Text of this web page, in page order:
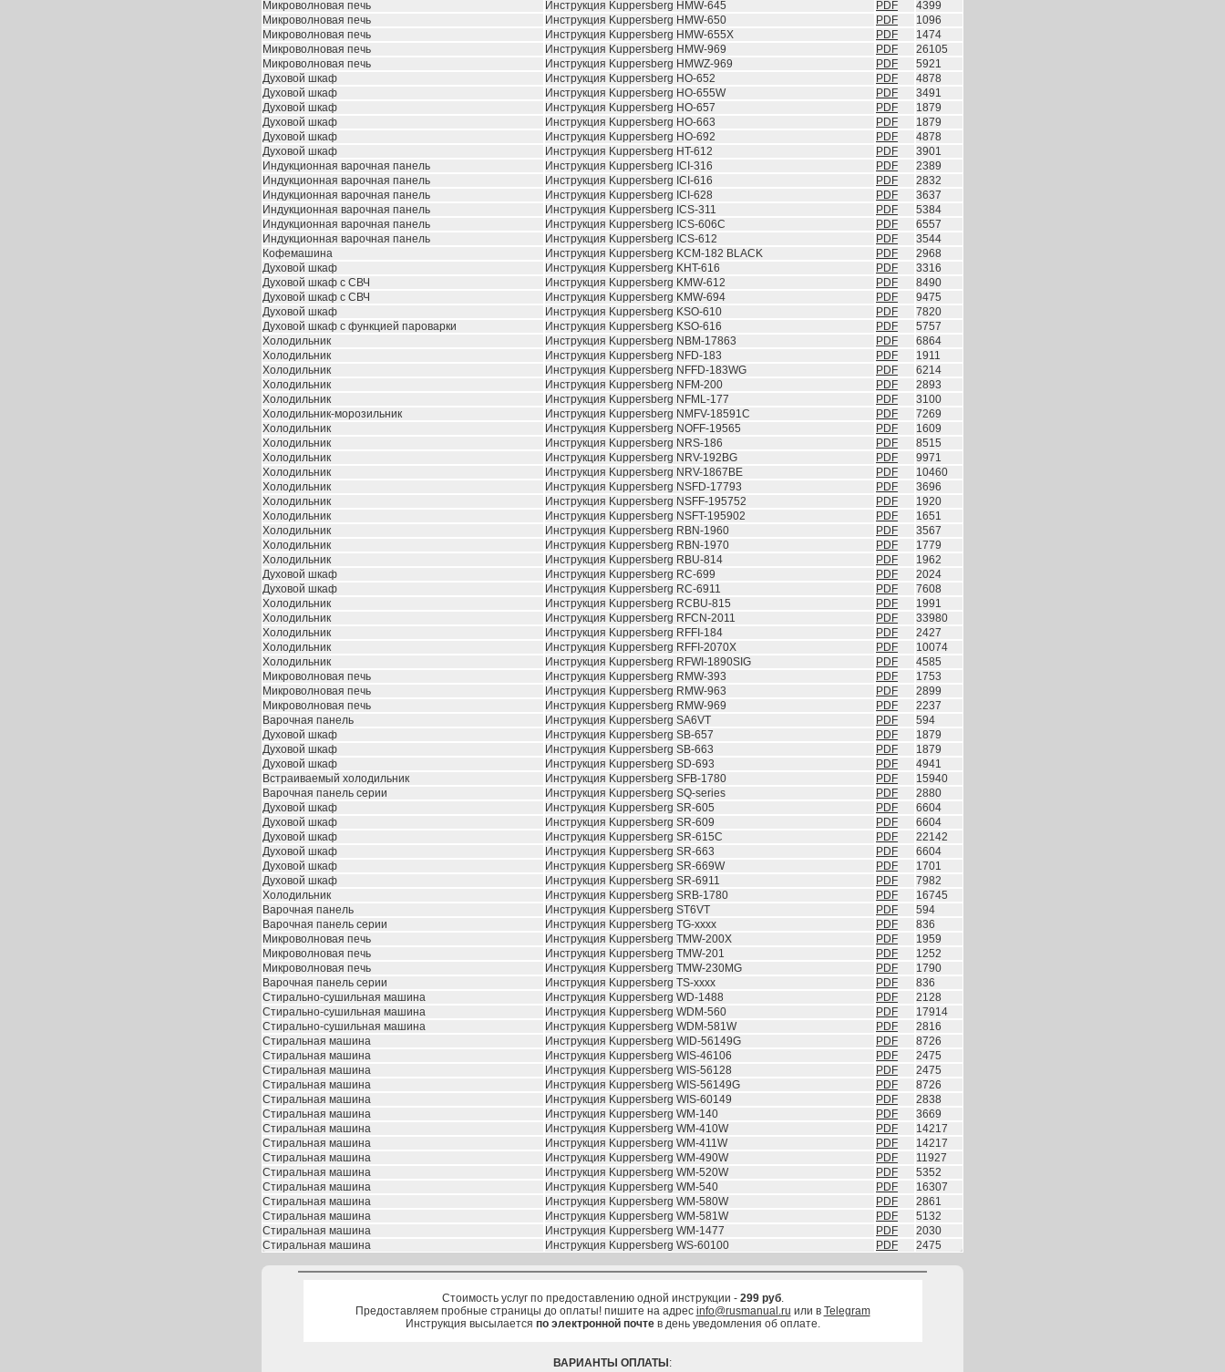
Микроволновая печь
Инструкция Kuppersberg HMW-645 PDF
4399
Микроволновая печь
Инструкция Kuppersberg HMW-650 PDF
1096
Микроволновая печь
Инструкция Kuppersberg HMW-655X PDF
1474
Микроволновая печь
Инструкция Kuppersberg HMW-969 PDF
26105
Микроволновая печь
Инструкция Kuppersberg HMWZ-969 PDF
5921
Духовой шкаф
Инструкция Kuppersberg HO-652 PDF
4878
Духовой шкаф
Инструкция Kuppersberg HO-655W PDF
3491
Духовой шкаф
Инструкция Kuppersberg HO-657 PDF
1879
Духовой шкаф
Инструкция Kuppersberg HO-663 PDF
1879
Духовой шкаф
Инструкция Kuppersberg HO-692 PDF
4878
Духовой шкаф
Инструкция Kuppersberg HT-612 PDF
3901
Индукционная варочная панель
Инструкция Kuppersberg ICI-316 PDF
2389
Индукционная варочная панель
Инструкция Kuppersberg ICI-616 PDF
2832
Индукционная варочная панель
Инструкция Kuppersberg ICI-628 PDF
3637
Индукционная варочная панель
Инструкция Kuppersberg ICS-311 PDF
5384
Индукционная варочная панель
Инструкция Kuppersberg ICS-606C PDF
6557
Индукционная варочная панель
Инструкция Kuppersberg ICS-612 PDF
3544
Кофемашина
Инструкция Kuppersberg KCM-182 BLACK PDF
2968
Духовой шкаф
Инструкция Kuppersberg KHT-616 PDF
3316
Духовой шкаф с СВЧ
Инструкция Kuppersberg KMW-612 PDF
8490
Духовой шкаф с СВЧ
Инструкция Kuppersberg KMW-694 PDF
9475
Духовой шкаф
Инструкция Kuppersberg KSO-610 PDF
7820
Духовой шкаф с функцией пароварки
Инструкция Kuppersberg KSO-616 PDF
5757
Холодильник
Инструкция Kuppersberg NBM-17863 PDF
6864
Холодильник
Инструкция Kuppersberg NFD-183 PDF
1911
Холодильник
Инструкция Kuppersberg NFFD-183WG PDF
6214
Холодильник
Инструкция Kuppersberg NFM-200 PDF
2893
Холодильник
Инструкция Kuppersberg NFML-177 PDF
3100
Холодильник-морозильник
Инструкция Kuppersberg NMFV-18591C PDF
7269
Холодильник
Инструкция Kuppersberg NOFF-19565 PDF
1609
Холодильник
Инструкция Kuppersberg NRS-186 PDF
8515
Холодильник
Инструкция Kuppersberg NRV-192BG PDF
9971
Холодильник
Инструкция Kuppersberg NRV-1867BE PDF
10460
Холодильник
Инструкция Kuppersberg NSFD-17793 PDF
3696
Холодильник
Инструкция Kuppersberg NSFF-195752 PDF
1920
Холодильник
Инструкция Kuppersberg NSFT-195902 PDF
1651
Холодильник
Инструкция Kuppersberg RBN-1960 PDF
3567
Холодильник
Инструкция Kuppersberg RBN-1970 PDF
1779
Холодильник
Инструкция Kuppersberg RBU-814 PDF
1962
Духовой шкаф
Инструкция Kuppersberg RC-699 PDF
2024
Духовой шкаф
Инструкция Kuppersberg RC-6911 PDF
7608
Холодильник
Инструкция Kuppersberg RCBU-815 PDF
1991
Холодильник
Инструкция Kuppersberg RFCN-2011 PDF
33980
Холодильник
Инструкция Kuppersberg RFFI-184 PDF
2427
Холодильник
Инструкция Kuppersberg RFFI-2070X PDF
10074
Холодильник
Инструкция Kuppersberg RFWI-1890SIG PDF
4585
Микроволновая печь
Инструкция Kuppersberg RMW-393 PDF
1753
Микроволновая печь
Инструкция Kuppersberg RMW-963 PDF
2899
Микроволновая печь
Инструкция Kuppersberg RMW-969 PDF
2237
Варочная панель
Инструкция Kuppersberg SA6VT PDF
594
Духовой шкаф
Инструкция Kuppersberg SB-657 PDF
1879
Духовой шкаф
Инструкция Kuppersberg SB-663 PDF
1879
Духовой шкаф
Инструкция Kuppersberg SD-693 PDF
4941
Встраиваемый холодильник
Инструкция Kuppersberg SFB-1780 PDF
15940
Варочная панель серии
Инструкция Kuppersberg SQ-series PDF
2880
Духовой шкаф
Инструкция Kuppersberg SR-605 PDF
6604
Духовой шкаф
Инструкция Kuppersberg SR-609 PDF
6604
Духовой шкаф
Инструкция Kuppersberg SR-615C PDF
22142
Духовой шкаф
Инструкция Kuppersberg SR-663 PDF
6604
Духовой шкаф
Инструкция Kuppersberg SR-669W PDF
1701
Духовой шкаф
Инструкция Kuppersberg SR-6911 PDF
7982
Холодильник
Инструкция Kuppersberg SRB-1780 PDF
16745
Варочная панель
Инструкция Kuppersberg ST6VT PDF
594
Варочная панель серии
Инструкция Kuppersberg TG-xxxx PDF
836
Микроволновая печь
Инструкция Kuppersberg TMW-200X PDF
1959
Микроволновая печь
Инструкция Kuppersberg TMW-201 PDF
1252
Микроволновая печь
Инструкция Kuppersberg TMW-230MG PDF
1790
Варочная панель серии
Инструкция Kuppersberg TS-xxxx PDF
836
Стирально-сушильная машина
Инструкция Kuppersberg WD-1488 PDF
2128
Стирально-сушильная машина
Инструкция Kuppersberg WDM-560 PDF
17914
Стирально-сушильная машина
Инструкция Kuppersberg WDM-581W PDF
2816
Стиральная машина
Инструкция Kuppersberg WID-56149G PDF
8726
Стиральная машина
Инструкция Kuppersberg WIS-46106 PDF
2475
Стиральная машина
Инструкция Kuppersberg WIS-56128 PDF
2475
Стиральная машина
Инструкция Kuppersberg WIS-56149G PDF
8726
Стиральная машина
Инструкция Kuppersberg WIS-60149 PDF
2838
Стиральная машина
Инструкция Kuppersberg WM-140 PDF
3669
Стиральная машина
Инструкция Kuppersberg WM-410W PDF
14217
Стиральная машина
Инструкция Kuppersberg WM-411W PDF
14217
Стиральная машина
Инструкция Kuppersberg WM-490W PDF
11927
Стиральная машина
Инструкция Kuppersberg WM-520W PDF
5352
Стиральная машина
Инструкция Kuppersberg WM-540 PDF
16307
Стиральная машина
Инструкция Kuppersberg WM-580W PDF
2861
Стиральная машина
Инструкция Kuppersberg WM-581W PDF
5132
Стиральная машина
Инструкция Kuppersberg WM-1477 PDF
2030
Стиральная машина
Инструкция Kuppersberg WS-60100 PDF 2475
Стоимость услуг по предоставлению одной инструкции - 299 руб.
Предоставляем пробные страницы до оплаты! пишите на адрес info@rusmanual.ru или в Telegram
Инструкция высылается по электронной почтев день уведомления об оплате.
ВАРИАНТЫ ОПЛАТЫ :